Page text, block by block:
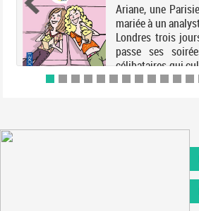
Ariane, une
mariée à un
Londres trois
passe ses
célibataires qui
de l'humour noir